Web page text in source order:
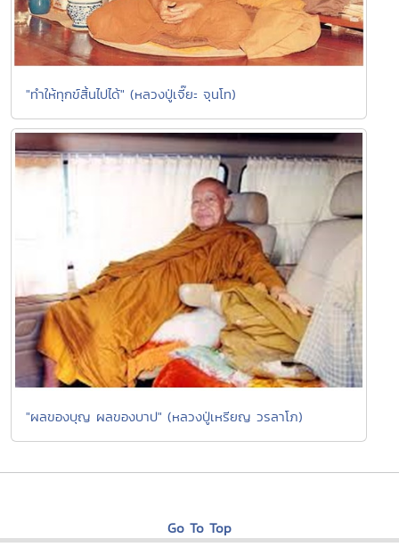
"ทำให้ทุกข์สิ้นไปได้" (หลวงปู่เจี๊ยะ จุนโท)
"ผลของบุญ ผลของบาป" (หลวงปู่เหรียญ วรลาโภ)
Go To Top